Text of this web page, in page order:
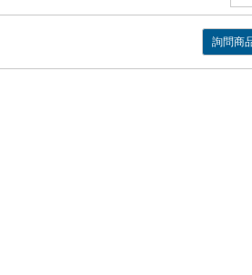
詢問商